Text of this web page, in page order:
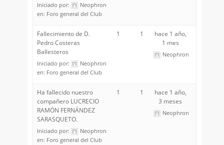
Iniciado por:
Neophron
en: Foro general del Club
Fallecimiento de D.
Pedro Costeras
Ballesteros
Iniciado por:
Neophron
en: Foro general del Club
1 1
hace 1 año,
1 mes
Neophron
Ha fallecido nuestro
compañero LUCRECIO
RAMÓN FERNÁNDEZ
SARASQUETO.
Iniciado por:
Neophron
en: Foro general del Club
1 1
hace 1 año,
3 meses
Neophron